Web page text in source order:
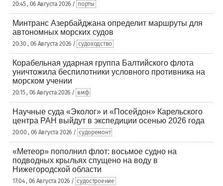
20:45 , 06 Августа 2026 / порты
Минтранс Азербайджана определит маршруты для
автономных морских судов
20:30 , 06 Августа 2026 / судоходство
Корабельная ударная группа Балтийского флота
уничтожила беспилотники условного противника на
морском учении
20:15 , 06 Августа 2026 / вмф
Научные суда «Эколог» и «Посейдон» Карельского
центра РАН выйдут в экспедиции осенью 2026 года
20:00 , 06 Августа 2026 / судоремонт
«Метеор» пополнил флот: восьмое судно на
подводных крыльях спущено на воду в
Нижегородской области
17:04 , 06 Августа 2026 / судостроение